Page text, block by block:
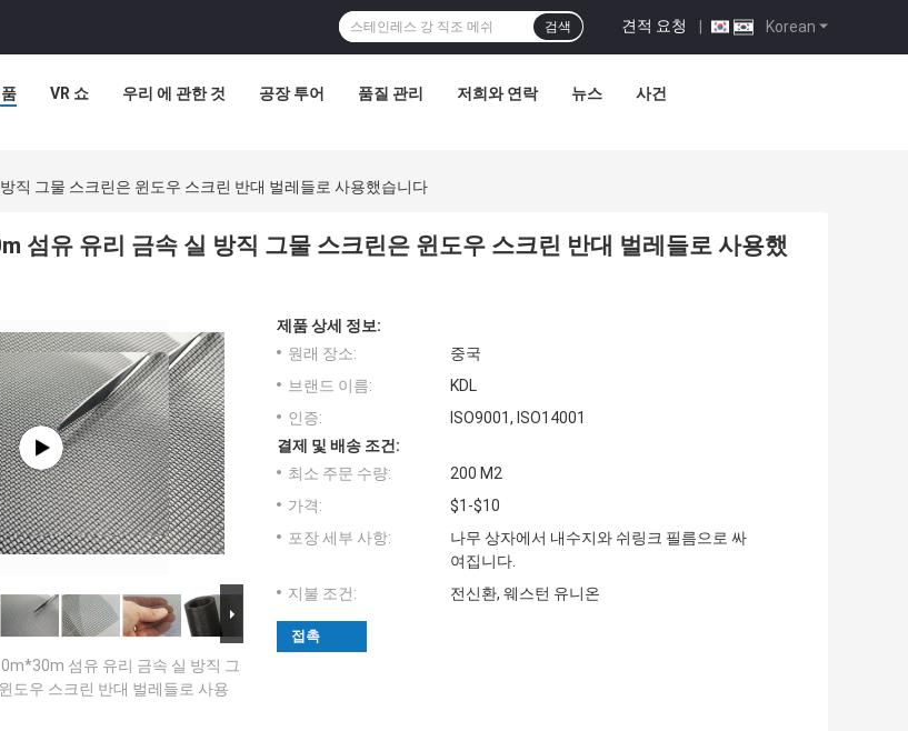
Korean
견적 요청 |
검색
VR 쇼 우리 에 관한 것 공장 투어 품질 관리 저희와 연락 뉴스 사건
직 그물 스크린은 윈도우 스크린 반대 벌레들로 사용했습니다
섬유 유리 금속 실 방직 그물 스크린은 윈도우 스크린 반대 벌레들로 사용했
섬유 유리 금속 실 방직 그
도우 스크린 반대 벌레들로 사용
제품 상세 정보:
원래 장소:
중국
브랜드 이름:
KDL
인증:
ISO9001, ISO14001
결제 및 배송 조건:
최소 주문 수량:
200 M2
가격:
$1-$10
포장 세부 사항:
나무 상자에서 내수지와 쉬링크 필름으로 싸
여집니다.
지불 조건:
전신환, 웨스턴 유니온
접촉